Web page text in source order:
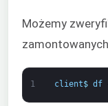
Możemy
1 client$ df